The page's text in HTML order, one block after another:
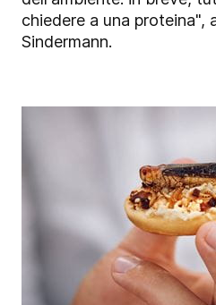
chiedere a una proteina",
Sindermann.